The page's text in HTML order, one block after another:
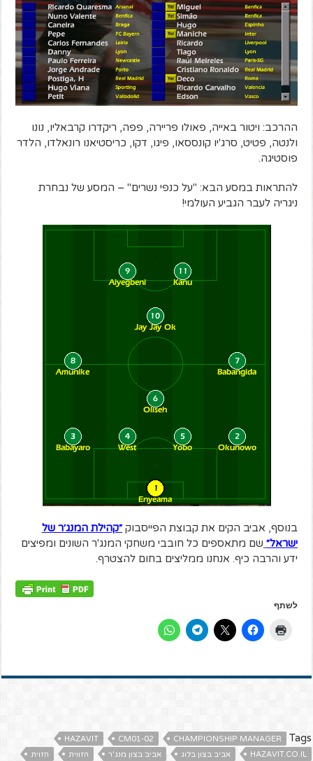
ההרכב: ויטור באייה, פאולו פריירה, פפה, ריקדרו קרבאליו, נונו
ולנטה, פטיט, סרג'יו קונססאו, פיגו, דקו, כריסטיאנו רונאלדו, הלדר
פוסטיגה.
להתראות במסע הבא: "על כנפי נשרים" – המסע של נבחרת
ניגריה לעבר הגביע העולמי!
בנוסף, אביב הקים את קבוצת הפייסבוק״קהילת המנג׳ר של
ישראל״ שם מתאספים כל חובבי משחקי המנג'ר השונים ומפיצים
ידע והרבה כיף. אנחנו ממליצים בחום להצטרף.
לשתף
Tags
CHAMPIONSHIP MANAGER
CM01-02
HAZAVIT
HAZAVIT.CO.IL
אביב בצון בלוג אביב בצון מנג'ר הזווית
הזוית